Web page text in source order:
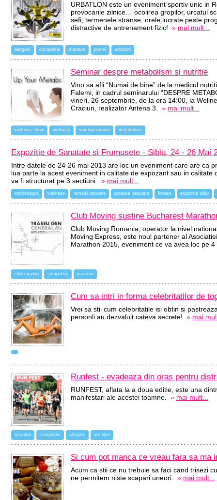
URBATLON este un eveniment sportiv unic in
provocarile zilnice… ocolirea gropilor, urcatul
sefi, termenele stranse, orele lucrate peste
distractive de antrenament fizic! » mai mult...
alergare competitie maraton premii urbatlon
Seminar despre metabolism si nutritie
Vino sa afli “Numai de bine” de la medicul
Falemi, in cadrul seminarului “DESPRE
vineri, 26 septembrie, de la ora 14:00, la
Craciun, realizator Antena 3. » mai mult...
wellness show wellness seminar nutritie metabolism
Expozitie de Sanatate si Frumusete - Sibiu, 24 - 26 Mai
Intre datele de 24-26 mai 2013 are loc un eveniment care are ca
lua parte la acest eveniment in calitate de expozant sau in calitate
va fi structurat pe 3 sectiuni: » mai mult...
workshopuri wellness remedii naturale produse naturiste fitness expozitie sibiu
Club Moving sustine Bucharest
Club Moving Romania, operator la nivel
Moving Express, este noul partener al
Marathon 2015, eveniment ce va avea loc pe
club moving competitie maraton
Cum sa intri in forma celebritatilor de
Vrei sa stii cum celebritatile isi obtin si
personli au dezvaluit cateva secrete! » mai
Runfest - evadeaza din oras pentru
RUNFEST, aflata la a doua editie, este una
manifestari ale acestei toamne. » mai mult...
maraton competitie alergare aer liber
Si cum pot manca ce vreau fara sa ma
Acum ca stii ce nu trebuie sa faci cand trisezi
ne permitem niste scapari uneori. » mai mult...